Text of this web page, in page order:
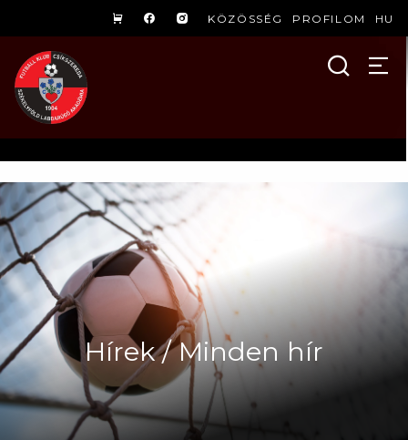
KÖZÖSSÉG PROFILOM HU
Hírek / Minden hír